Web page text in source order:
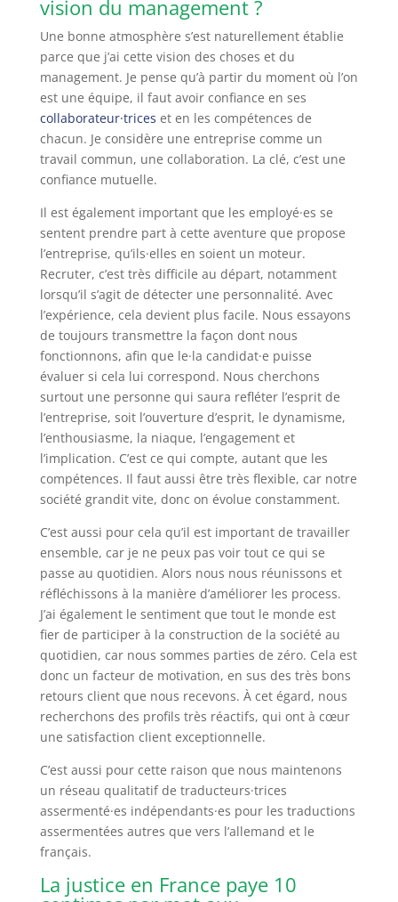
vision du management ?
Une bonne atmosphère s’est naturellement établie
parce que j’ai cette vision des choses et du
management. Je pense qu’à partir du moment où l’on
est une équipe, il faut avoir confiance en ses
collaborateur·trices et en les compétences de
chacun. Je considère une entreprise comme un
travail commun, une collaboration. La clé, c’est une
confiance mutuelle.
Il est également important que les employé·es se
sentent prendre part à cette aventure que propose
l’entreprise, qu’ils·elles en soient un moteur.
Recruter, c’est très difficile au départ, notamment
lorsqu’il s’agit de détecter une personnalité. Avec
l’expérience, cela devient plus facile. Nous essayons
de toujours transmettre la façon dont nous
fonctionnons, afin que le·la candidat·e puisse
évaluer si cela lui correspond. Nous cherchons
surtout une personne qui saura refléter l’esprit de
l’entreprise, soit l’ouverture d’esprit, le dynamisme,
l’enthousiasme, la niaque, l’engagement et
l’implication. C’est ce qui compte, autant que les
compétences. Il faut aussi être très flexible, car notre
société grandit vite, donc on évolue constamment.
C’est aussi pour cela qu’il est important de travailler
ensemble, car je ne peux pas voir tout ce qui se
passe au quotidien. Alors nous nous réunissons et
réfléchissons à la manière d’améliorer les process.
J’ai également le sentiment que tout le monde est
fier de participer à la construction de la société au
quotidien, car nous sommes parties de zéro. Cela est
donc un facteur de motivation, en sus des très bons
retours client que nous recevons. À cet égard, nous
recherchons des profils très réactifs, qui ont à cœur
une satisfaction client exceptionnelle.
C’est aussi pour cette raison que nous maintenons
un réseau qualitatif de traducteurs·trices
assermenté·es indépendants·es pour les traductions
assermentées autres que vers l’allemand et le
français.
La justice en France paye 10